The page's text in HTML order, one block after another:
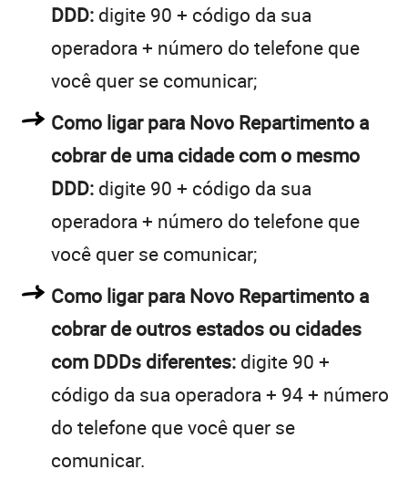
DDD: digite 90 + código da sua
operadora + número do telefone que
você quer se comunicar;
Como ligar para Novo Repartimento a
cobrar de uma cidade com o mesmo
DDD: digite 90 + código da sua
operadora + número do telefone que
você quer se comunicar;
Como ligar para Novo Repartimento a
cobrar de outros estados ou cidades
com DDDs diferentes: digite 90 +
código da sua operadora + 94 + número
do telefone que você quer se
comunicar.